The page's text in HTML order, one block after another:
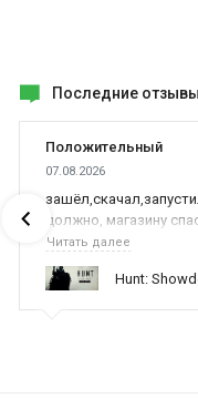
Последние
Положительный
07.08.2026
должно, магазину
время,нервы и
поддержку
оказываете помощь
Читать далее
Hunt: